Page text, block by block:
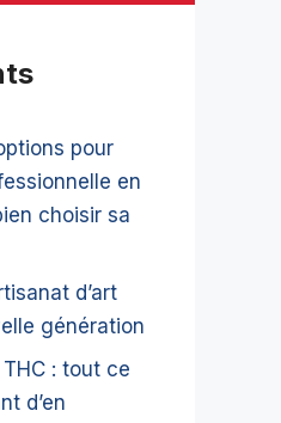
pour
en
choisir sa
d’art
génération
: tout ce
d’en